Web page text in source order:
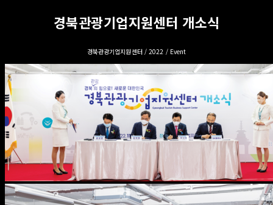
경북관광기업지원센터 개소식
경북관광기업지원센터 / 2022 / Event